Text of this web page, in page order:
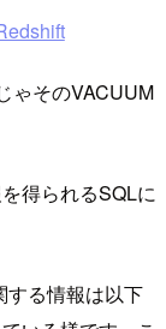
ゃそのVACUUM
得られるSQLに
する情報は以下